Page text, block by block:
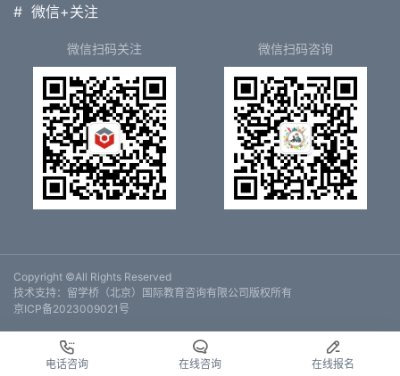
# 微信+关注
微信扫码关注 微信扫码咨询
Copyright ©All Rights Reserved
技术支持： 留学桥（北京）国际教育咨询有限公司版权所有
京ICP备2023009021号
电话咨询 在线咨询 在线报名